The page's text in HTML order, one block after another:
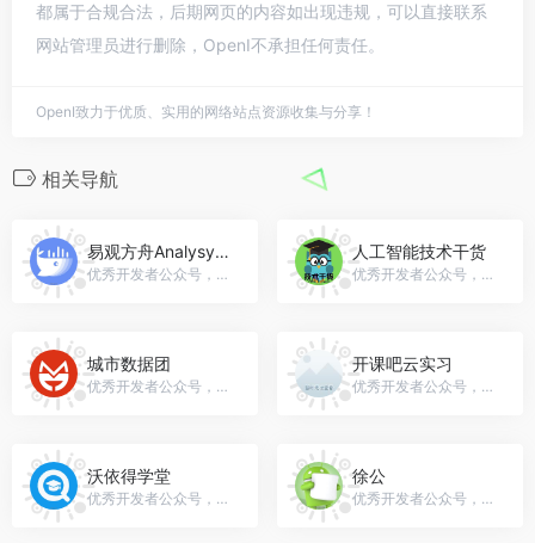
都属于合规合法，后期网页的内容如出现违规，可以直接联系
网站管理员进行删除，OpenI不承担任何责任。
OpenI致力于优质、实用的网络站点资源收集与分享！
相关导航
易观方舟AnalysysData
优秀开发者公众号，微信号：enfodesk
人工智能技术干货
优秀开发者公众号，微信号：gh_ef6e1572c37e
城市数据团
优秀开发者公众号，微信号：metrodatateam
开课吧云实习
优秀开发者公众号，微信号：gh_69fb42500ce3
沃依得学堂
优秀开发者公众号，微信号：gh_5b377abc8cd1
徐公
优秀开发者公众号，微信号：stormjun94